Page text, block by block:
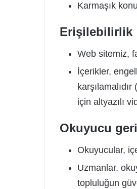
Karmaşık
Erişilebilirlik
Web sitemiz,
İçerikler,
için altyazılı
Okuyucu
Okuyucular,
Uzmanlar,
topluluğun